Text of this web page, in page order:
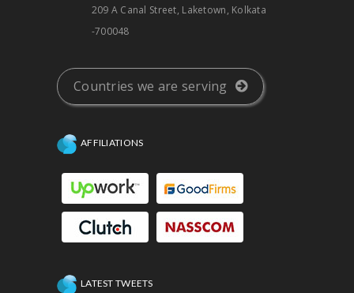
209 A Canal Street, Laketown, Kolkata
-700048
Countries we are serving
AFFILIATIONS
LATEST TWEETS